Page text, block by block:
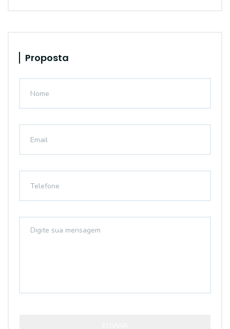
Proposta